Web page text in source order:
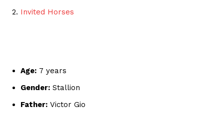
Invited Horses
Age: 7 years
Gender: Stallion
Father: Victor Gio